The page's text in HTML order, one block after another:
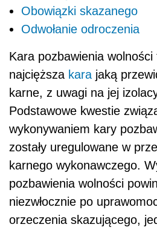
Obowiązki skazanego
Odwołanie odroczenia
Kara pozbawienia
najcięższa kara jaką
karne, z uwagi na jej
Podstawowe kwestie
wykonywaniem kary
zostały uregulowane w
karnego wykonawczego.
pozbawienia wolności
niezwłocznie po
orzeczenia skazującego,